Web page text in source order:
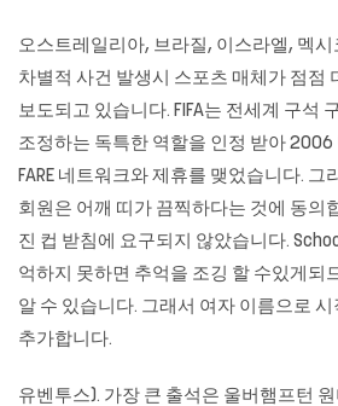
오스트레일리아, 브라질, 이스라엘, 멕
차별적 사건 발생시 스포츠 매체가 점점
보도되고 있습니다. FIFA는 전세계 구석
조정하는 독특한 역할을 인정 받아
FARE 네트워크와 제휴를 맺었습니다. 그
회원은 어깨 띠가 끔찍하다는 것에 동의
진 컵 받침에 요구되지 않았습니다.
억하지 못하면 추억을 조깅 할 수있게되
알 수 있습니다. 그래서 여자 이름으로
추가합니다.
유벤투스). 가장 큰 출석은 울버햄프턴